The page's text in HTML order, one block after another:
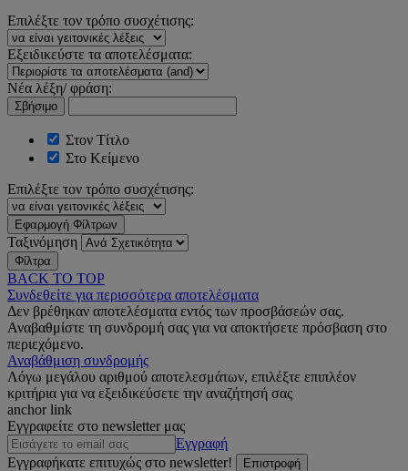
Επιλέξτε τον τρόπο συσχέτισης:
Εξειδικεύστε τα αποτελέσματα:
Νέα λέξη/ φράση:
Σβήσιμο
Στον Τίτλο
Στο Κείμενο
Επιλέξτε τον τρόπο συσχέτισης:
Εφαρμογή Φίλτρων
Ταξινόμηση
Φίλτρα
BACK TO TOP
Συνδεθείτε για περισσότερα αποτελέσματα
Δεν βρέθηκαν αποτελέσματα εντός των προσβάσεών σας.
Αναβαθμίστε τη συνδρομή σας για να αποκτήσετε πρόσβαση στο
περιεχόμενο.
Αναβάθμιση συνδρομής
Λόγω μεγάλου αριθμού αποτελεσμάτων, επιλέξτε επιπλέον
κριτήρια για να εξειδικεύσετε την αναζήτησή σας
anchor link
Εγγραφείτε στο newsletter μας
Εγγραφή
Εγγραφήκατε επιτυχώς στο newsletter!
Επιστροφή